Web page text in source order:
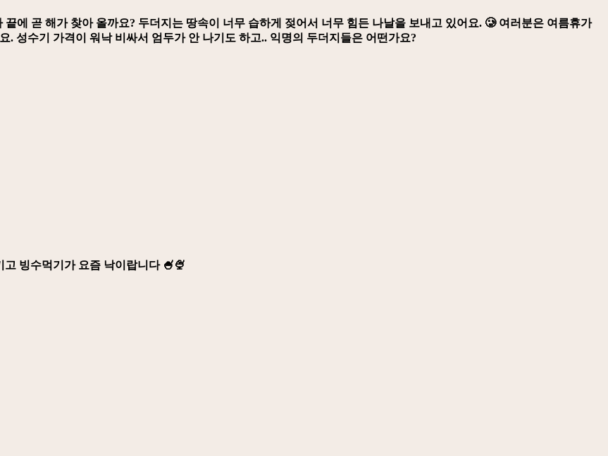
에 곧 해가 찾아 올까요? 두더지는 땅속이 너무 습하게 젖어서 너무 힘든 나날을 보내고 있어요. 🥲 여러분은 여름휴가
성수기 가격이 워낙 비싸서 엄두가 안 나기도 하고.. 익명의 두더지들은 어떤가요?
빙수먹기가 요즘 낙이랍니다 🍧🍨